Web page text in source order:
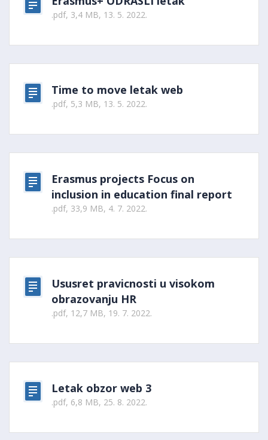
.pdf, 3,4 MB, 13. 5. 2022.
Time to move letak web
.pdf, 5,3 MB, 13. 5. 2022.
Erasmus projects Focus on
inclusion in education final report
.pdf, 33,9 MB, 4. 7. 2022.
Ususret pravicnosti u visokom
obrazovanju HR
.pdf, 12,7 MB, 19. 7. 2022.
Letak obzor web 3
.pdf, 6,8 MB, 25. 8. 2022.